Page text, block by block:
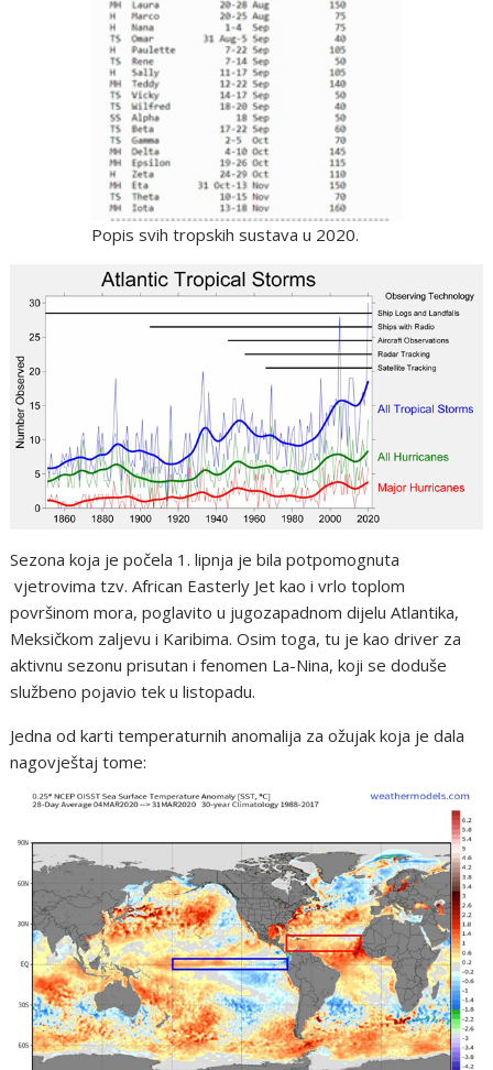
Popis svih tropskih sustava u 2020.
Sezona koja je počela 1. lipnja je bila potpomognuta
vjetrovima tzv. African Easterly Jet kao i vrlo toplom
površinom mora, poglavito u jugozapadnom dijelu Atlantika,
Meksičkom zaljevu i Karibima. Osim toga, tu je kao driver za
aktivnu sezonu prisutan i fenomen La-Nina, koji se doduše
službeno pojavio tek u listopadu.
Jedna od karti temperaturnih anomalija za ožujak koja je dala
nagovještaj tome: